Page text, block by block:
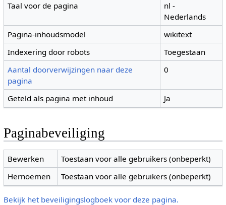
Taal voor de pagina
nl -
Nederlands
Pagina-inhoudsmodel
wikitext
Indexering door robots
Toegestaan
Aantal doorverwijzingen naar deze
pagina
0
Geteld als pagina met inhoud Ja
Paginabeveiliging
Bewerken
Toestaan voor alle gebruikers (onbeperkt)
Hernoemen
Toestaan voor alle gebruikers (onbeperkt)
Bekijk het beveiligingslogboek voor deze pagina.